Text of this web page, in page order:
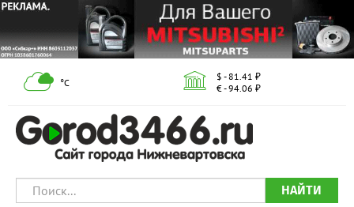
°С
$ - 81.41 ₽
€ - 94.06 ₽
НАЙТИ